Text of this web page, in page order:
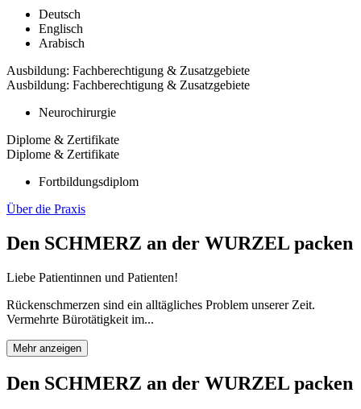
Deutsch
Englisch
Arabisch
Ausbildung: Fachberechtigung & Zusatzgebiete
Ausbildung: Fachberechtigung & Zusatzgebiete
Neurochirurgie
Diplome & Zertifikate
Diplome & Zertifikate
Fortbildungsdiplom
Über die Praxis
Den SCHMERZ an der WURZEL packen
Liebe Patientinnen und Patienten!
Rückenschmerzen sind ein alltägliches Problem unserer Zeit.
Vermehrte Bürotätigkeit im...
Mehr anzeigen
Den SCHMERZ an der WURZEL packen